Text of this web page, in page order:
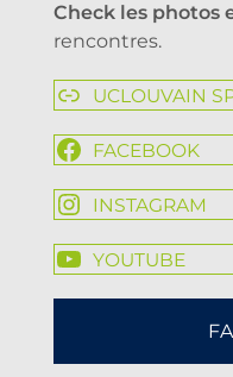
Check les photos
rencontres.
UCLOUVAIN
FACEBOOK
INSTAGRAM
YOUTUBE